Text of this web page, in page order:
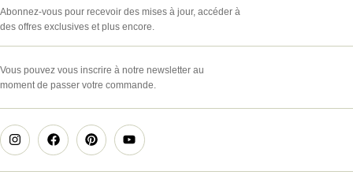
Abonnez-vous pour recevoir des mises à jour, accéder à
des offres exclusives et plus encore.
Vous pouvez vous inscrire à notre newsletter au
moment de passer votre commande.